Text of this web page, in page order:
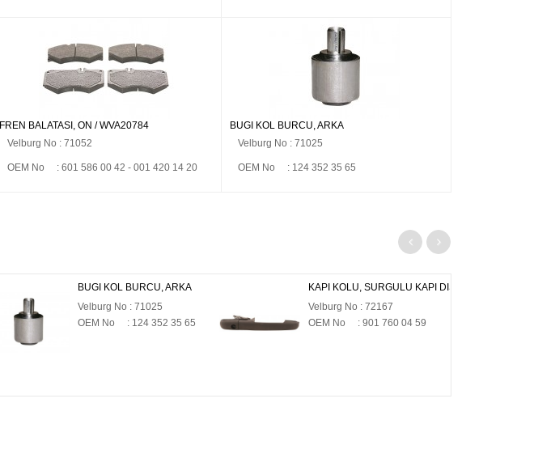
FREN BALATASI, ÖN / WVA20784
Velburg No : 71052
OEM No : 601 586 00 42 - 001 420 14 20
BUGİ KOL BURCU, ARKA
Velburg No : 71025
OEM No : 124 352 35 65
KAPI KOLU, SÜRGÜLÜ KAPI DIŞ
Velburg No : 72167
OEM No : 901 760 04 59
EGZOST ASKI LASTİĞİ
Velburg No : 71044
OEM No : 201 492 01 16